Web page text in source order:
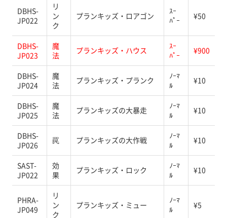
DBHS-
JP022
リ
ン
ク
プランキッズ・ロアゴン
ｽｰ
ﾊﾟｰ
¥50
DBHS-
JP023
魔
法
プランキッズ・ハウス
ｽｰ
ﾊﾟｰ
¥900
DBHS-
JP024
魔
法
プランキッズ・プランク
ﾉｰﾏ
ﾙ
¥10
DBHS-
JP025
魔
法
プランキッズの大暴走
ﾉｰﾏ
ﾙ
¥10
DBHS-
JP026
罠 プランキッズの大作戦
ﾉｰﾏ
ﾙ
¥10
SAST-
JP022
効
果
プランキッズ・ロック
ﾉｰﾏ
ﾙ
¥10
PHRA-
JP049
リ
ン
ク
プランキッズ・ミュー
ﾉｰﾏ
ﾙ
¥5